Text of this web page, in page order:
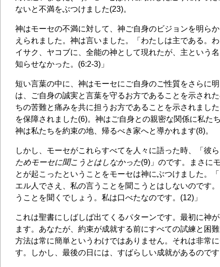
ないと不満をぶつけました(23)。
神はモーセの不満に対して、神ご自身のビジョンを明ら
えられました。神は言いました。「わたしは主である。
イサク、ヤコブに、全能の神として現れたが、主という
知らせなかった。(6:2-3)」
短い言葉の中に、神はモーセにご自身のご性質をさらに
は、ご自身の誠実と言葉を守るお方であることを示され
ちの苦難と痛みを共に担うお方であることを示されまし
を保障されました(6)。神はご自身との親密な関係に私た
神は私たちを約束の地、帰るべき家へと導かれます(8)。
しかし、モーセがこれらすべてを人々に語った時、「彼
ためモーセに聞こうとはしなかった(9)」のです。まさに
とが起こったということをモーセは神にぶつけました。
エル人でさえ、私の言うことを聞こうとはしないのです
うことを聞くでしょう。私は口べたなのです。(12)」
これは聖書にしばしば出てくるパターンです。最初に神
ます。あなたが、約束が成就する前にすべての試練と困
方法は常に簡単というわけではありません。それは非常
す。しかし、最後の日には、すばらしい成就があるので